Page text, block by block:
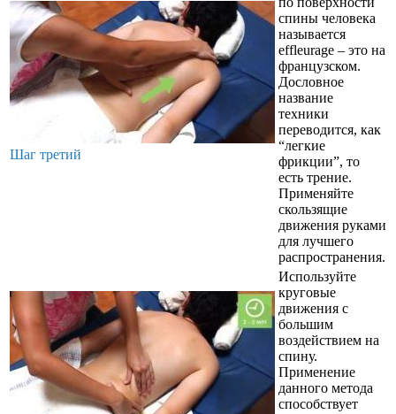
Шаг третий
спины человека
называется
effleurage – это на
французском.
Дословное
название
техники
переводится, как
“легкие
фрикции”, то
есть трение.
Применяйте
скользящие
движения руками
для лучшего
распространения.
Используйте
круговые
движения с
большим
воздействием на
спину.
Применение
данного метода
способствует